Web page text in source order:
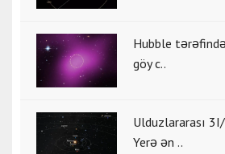
Hubble
göy c..
Ulduzlararası
Yerə ən ..